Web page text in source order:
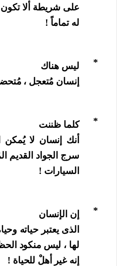
على شريطة ألا
له تماماً !
*
ليس هناك
إنسان مُتعجل ،
*
كلما ظننت
أنك إنسان لا يُمكن
سرج الجواد القديم
السيارات !
*
إن الإنسان
الذى يعتبر حياته
لها ، ليس منكود
إنه غير أهلْ للحياة !